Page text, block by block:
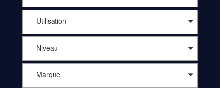
Utilisation
Niveau
Marque